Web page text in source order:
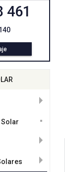
461
Solar